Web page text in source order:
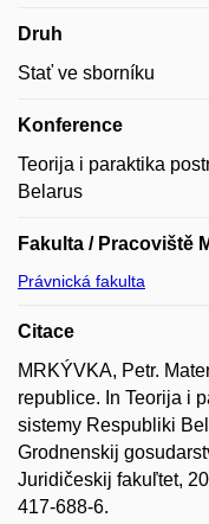
Druh
Stať ve sborníku
Konference
Teorija i paraktika
Belarus
Fakulta / Pracoviště
Právnická fakulta
Citace
MRKÝVKA, Petr.
republice. In Teorija i
sistemy Respubliki
Grodnenskij
Juridičeskij fakuľtet,
417-688-6.